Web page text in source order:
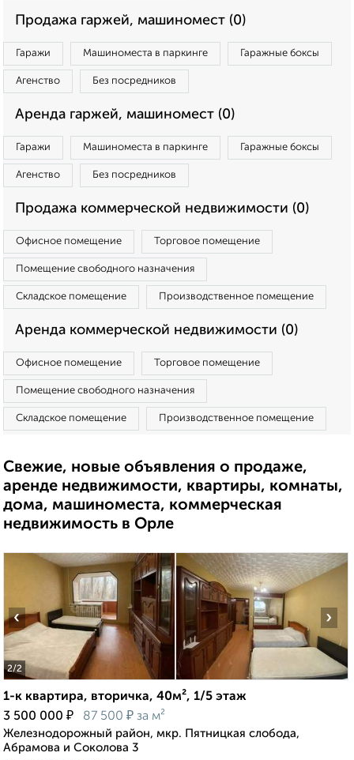
Продажа гаржей, машиномест (0)
Гаражи Машиноместа в паркинге Гаражные боксы
Агенство Без посредников
Аренда гаржей, машиномест (0)
Гаражи Машиноместа в паркинге Гаражные боксы
Агенство Без посредников
Продажа коммерческой недвижимости (0)
Офисное помещение Торговое помещение
Помещение свободного назначения
Складское помещение Производственное помещение
Аренда коммерческой недвижимости (0)
Офисное помещение Торговое помещение
Помещение свободного назначения
Складское помещение Производственное помещение
Свежие, новые объявления о продаже,
аренде недвижимости, квартиры, комнаты,
дома, машиноместа, коммерческая
недвижимость в Орле
2/2
‹ ›
1-к квартира, вторичка, 40м², 1/5 этаж
3 500 000 ₽ 87 500 ₽ за м²
Железнодорожный район, мкр. Пятницкая слобода,
Абрамова и Соколова 3